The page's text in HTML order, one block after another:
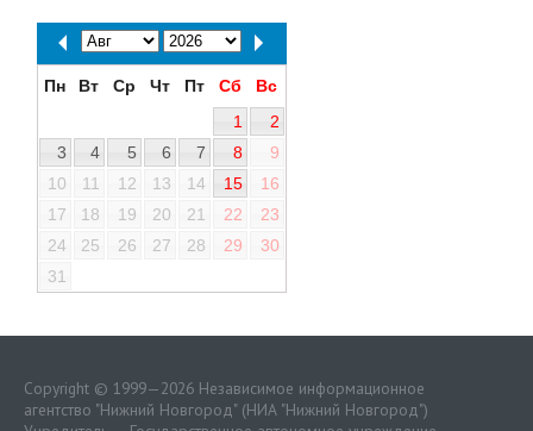
Пн Вт Ср Чт Пт Сб
Вс
1
2
3
4 5 6 7 8
9
10
11 12 13 14 15
16
17
18 19 20 21 22
23
24
25 26 27 28 29
30
31
Copyright © 1999—2026 Независимое информационное
агентство "Нижний Новгород" (НИА "Нижний Новгород")